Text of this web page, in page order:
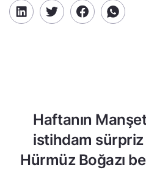
Haftanın
istihdam
Hürmüz Boğazı